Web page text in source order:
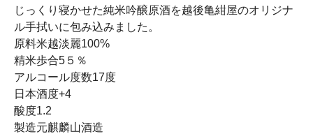
じっくり寝かせた純米吟醸原酒を越後亀紺屋のオリジナ
ル手拭いに包み込みました。
原料米越淡麗100%
精米歩合5５％
アルコール度数17度
日本酒度+4
酸度1.2
製造元麒麟山酒造